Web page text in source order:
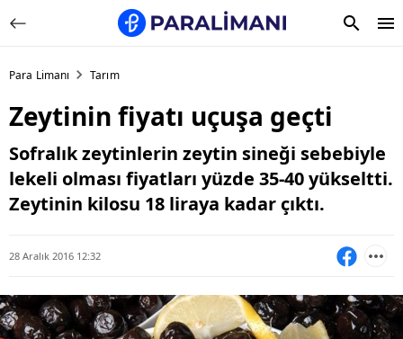
Para Limanı Tarım
Zeytinin fiyatı uçuşa geçti
Sofralık zeytinlerin zeytin sineği sebebiyle
lekeli olması fiyatları yüzde 35-40 yükseltti.
Zeytinin kilosu 18 liraya kadar çıktı.
28 Aralık 2016 12:32